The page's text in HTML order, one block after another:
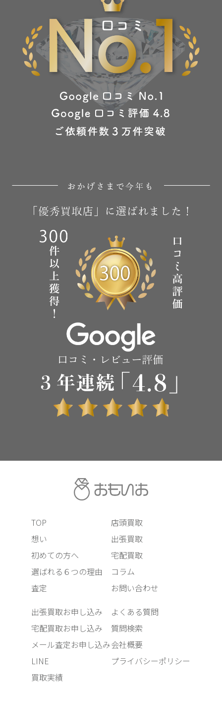
TOP
想い
初めての方へ
選ばれる６つの理由
査定
店頭買取
出張買取
宅配買取
コラム
お問い合わせ
出張買取お申し込み
宅配買取お申し込み
メール査定お申し込み
LINE
買取実績
よくある質問
質問検索
会社概要
プライバシーポリシー